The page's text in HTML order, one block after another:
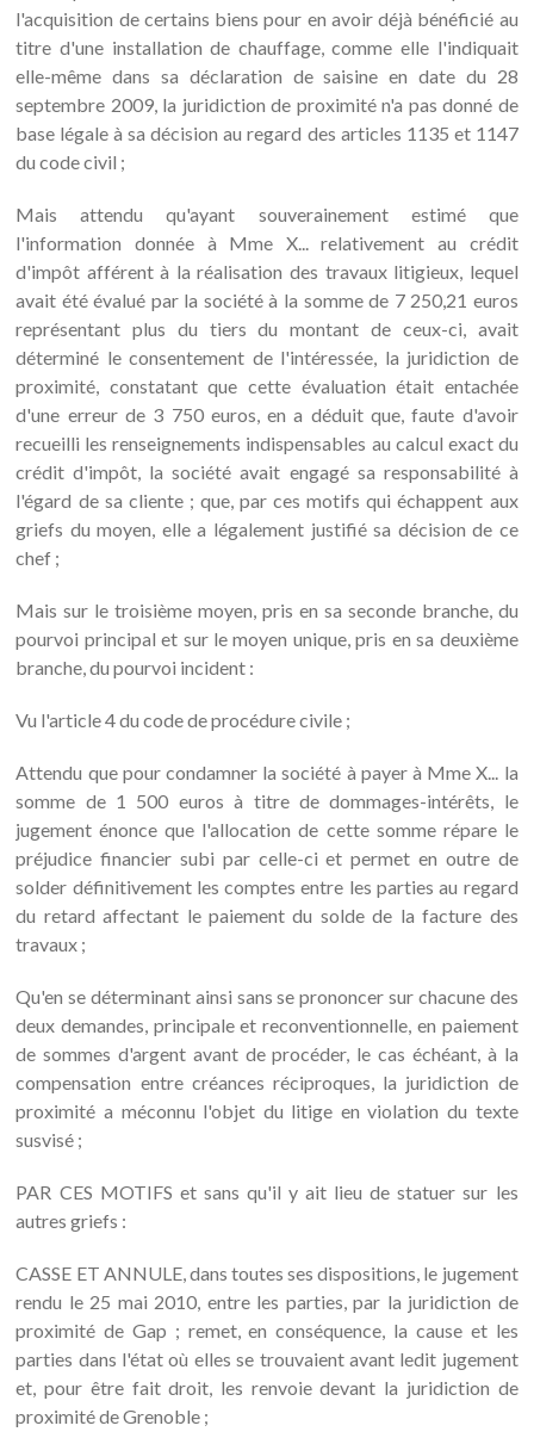
l'acquisition de certains biens pour en avoir déjà bénéficié au
titre d'une installation de chauffage, comme elle l'indiquait
elle-même dans sa déclaration de saisine en date du 28
septembre 2009, la juridiction de proximité n'a pas donné de
base légale à sa décision au regard des articles 1135 et 1147
du code civil ;
Mais attendu qu'ayant souverainement estimé que
l'information donnée à Mme X... relativement au crédit
d'impôt afférent à la réalisation des travaux litigieux, lequel
avait été évalué par la société à la somme de 7 250,21 euros
représentant plus du tiers du montant de ceux-ci, avait
déterminé le consentement de l'intéressée, la juridiction de
proximité, constatant que cette évaluation était entachée
d'une erreur de 3 750 euros, en a déduit que, faute d'avoir
recueilli les renseignements indispensables au calcul exact du
crédit d'impôt, la société avait engagé sa responsabilité à
l'égard de sa cliente ; que, par ces motifs qui échappent aux
griefs du moyen, elle a légalement justifié sa décision de ce
chef ;
Mais sur le troisième moyen, pris en sa seconde branche, du
pourvoi principal et sur le moyen unique, pris en sa deuxième
branche, du pourvoi incident :
Vu l'article 4 du code de procédure civile ;
Attendu que pour condamner la société à payer à Mme X... la
somme de 1 500 euros à titre de dommages-intérêts, le
jugement énonce que l'allocation de cette somme répare le
préjudice financier subi par celle-ci et permet en outre de
solder définitivement les comptes entre les parties au regard
du retard affectant le paiement du solde de la facture des
travaux ;
Qu'en se déterminant ainsi sans se prononcer sur chacune des
deux demandes, principale et reconventionnelle, en paiement
de sommes d'argent avant de procéder, le cas échéant, à la
compensation entre créances réciproques, la juridiction de
proximité a méconnu l'objet du litige en violation du texte
susvisé ;
PAR CES MOTIFS et sans qu'il y ait lieu de statuer sur les
autres griefs :
CASSE ET ANNULE, dans toutes ses dispositions, le jugement
rendu le 25 mai 2010, entre les parties, par la juridiction de
proximité de Gap ; remet, en conséquence, la cause et les
parties dans l'état où elles se trouvaient avant ledit jugement
et, pour être fait droit, les renvoie devant la juridiction de
proximité de Grenoble ;